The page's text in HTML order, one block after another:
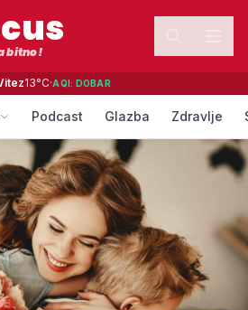
bitno!
13°C·AQI: DOBAR
Podcast Glazba Zdravlje